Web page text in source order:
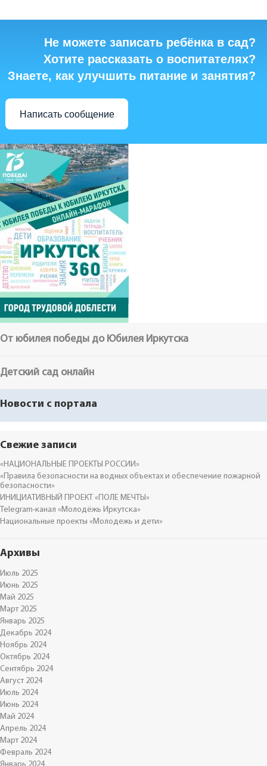
Не можете записать ребёнка в сад?
Хотите рассказать о воспитателях?
Знаете, как улучшить питание и занятия?
Написать сообщение
От юбилея победы до Юбилея Иркутска
Детский сад онлайн
Новости с портала
Свежие записи
«НАЦИОНАЛЬНЫЕ ПРОЕКТЫ РОССИИ»
«Правила безопасности на водных объектах и обеспечение пожарной
безопасности»
ИНИЦИАТИВНЫЙ ПРОЕКТ «ПОЛЕ МЕЧТЫ»
Telegram-канал «Молодёжь Иркутска»
Национальные проекты «Молодежь и дети»
Архивы
Июль 2025
Июнь 2025
Май 2025
Март 2025
Январь 2025
Декабрь 2024
Ноябрь 2024
Октябрь 2024
Сентябрь 2024
Август 2024
Июль 2024
Июнь 2024
Май 2024
Апрель 2024
Март 2024
Февраль 2024